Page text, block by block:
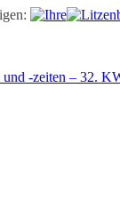
-zeiten – 32.